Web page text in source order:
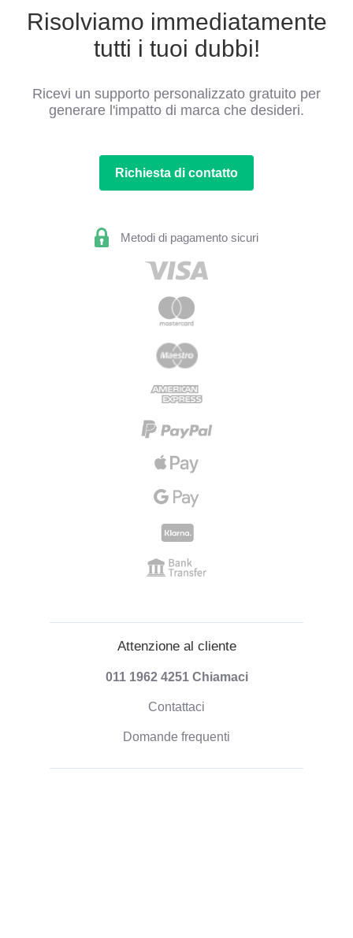
Risolviamo immediatamente
tutti i tuoi dubbi!
Ricevi un supporto personalizzato gratuito per
generare l'impatto di marca che desideri.
Richiesta di contatto
Metodi di pagamento sicuri
Attenzione al cliente
011 1962 4251 Chiamaci
Contattaci
Domande frequenti